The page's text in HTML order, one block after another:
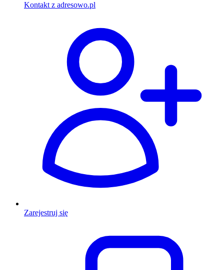
Kontakt z adresowo.pl
Zarejestruj się